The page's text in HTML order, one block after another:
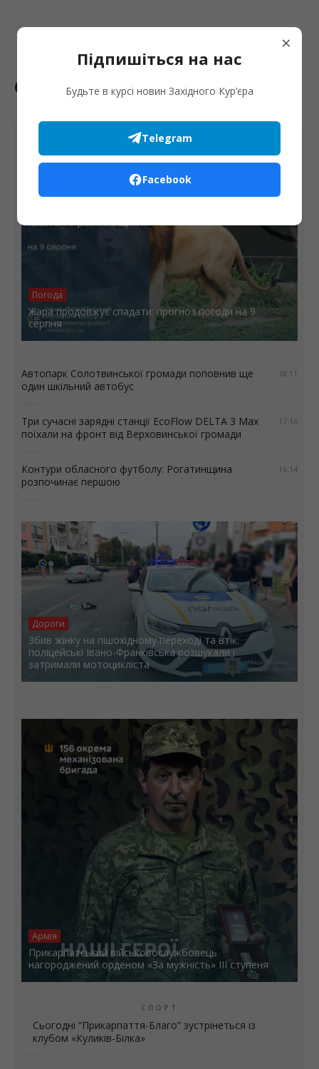
Останні новини
Погода
Жара продовжує спадати: прогноз погоди на 9
серпня
18:11
Автопарк Солотвинської громади поповнив ще
один шкільний автобус
17:16
Три сучасні зарядні станції EcoFlow DELTA 3 Max
поїхали на фронт від Верховинської громади
16:14
Контури обласного футболу: Рогатинщина
розпочинає першою
Дороги
Збив жінку на пішохідному переході та втік:
поліцейські Івано-Франківська розшукали і
затримали мотоцикліста
Армія
Прикарпатський військовослужбовець
нагороджений орденом «За мужність» ІІІ ступеня
СПОРТ
Сьогодні “Прикарпаття-Благо” зустрінеться із
клубом «Куликів-Білка»
×
Підпишіться на нас
Будьте в курсі новин Західного Кур’єра
Telegram
Facebook